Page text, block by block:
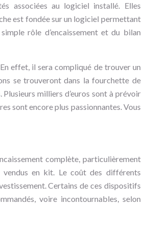
associées au logiciel installé. Elles
est fondée sur un logiciel permettant
rôle d’encaissement et du bilan
effet, il sera compliqué de trouver un
se trouveront dans la fourchette de
Plusieurs milliers d’euros sont à prévoir
sont encore plus passionnantes. Vous
complète, particulièrement
vendus en kit. Le coût des différents
Certains de ces dispositifs
voire incontournables, selon